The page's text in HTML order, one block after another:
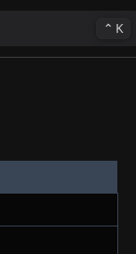
⌃ K